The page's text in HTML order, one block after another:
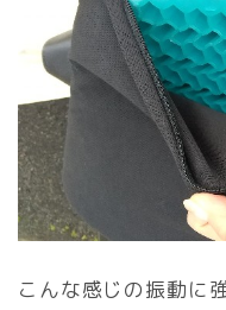
こんな感じの振動に